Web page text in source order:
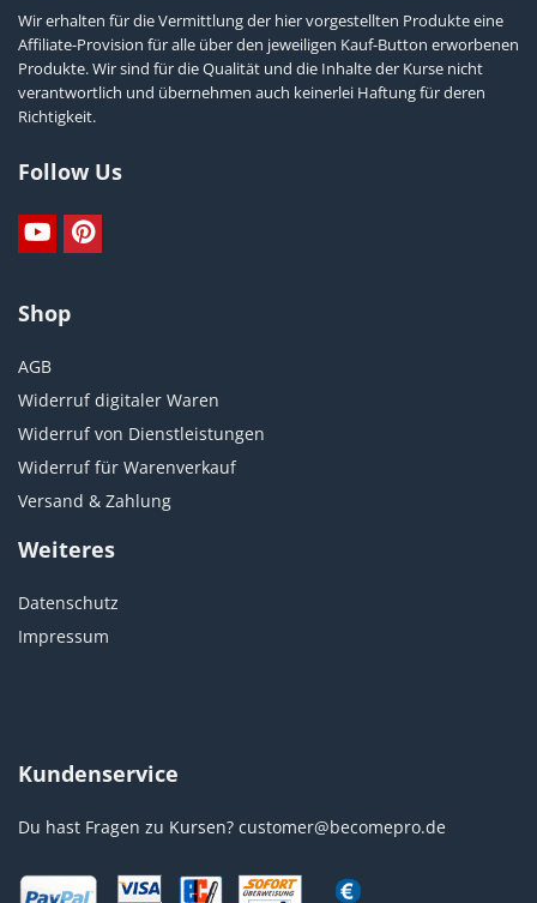
Wir erhalten für die Vermittlung der hier vorgestellten Produkte eine
Affiliate-Provision für alle über den jeweiligen Kauf-Button erworbenen
Produkte. Wir sind für die Qualität und die Inhalte der Kurse nicht
verantwortlich und übernehmen auch keinerlei Haftung für deren
Richtigkeit.
Follow Us
Shop
AGB
Widerruf digitaler Waren
Widerruf von Dienstleistungen
Widerruf für Warenverkauf
Versand & Zahlung
Weiteres
Datenschutz
Impressum
Kundenservice
Du hast Fragen zu Kursen? customer@becomepro.de